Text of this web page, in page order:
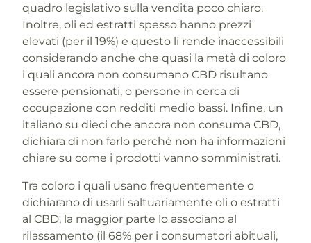
quadro legislativo sulla vendita poco chiaro.
Inoltre, oli ed estratti spesso hanno prezzi
elevati (per il 19%) e questo li rende inaccessibili
considerando anche che quasi la metà di coloro
i quali ancora non consumano CBD risultano
essere pensionati, o persone in cerca di
occupazione con redditi medio bassi. Infine, un
italiano su dieci che ancora non consuma CBD,
dichiara di non farlo perché non ha informazioni
chiare su come i prodotti vanno somministrati.
Tra coloro i quali usano frequentemente o
dichiarano di usarli saltuariamente oli o estratti
al CBD, la maggior parte lo associano al
rilassamento (il 68% per i consumatori abituali,